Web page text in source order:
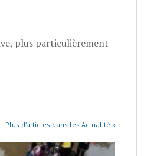
plus particulièrement
Plus d’articles dans les Actualité »